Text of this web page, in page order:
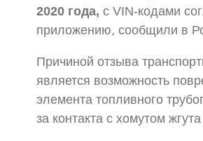
2020 года, с VIN-кодами
приложению, сообщили в
Причиной отзыва
является возможность
элемента топливного
за контакта с хомутом